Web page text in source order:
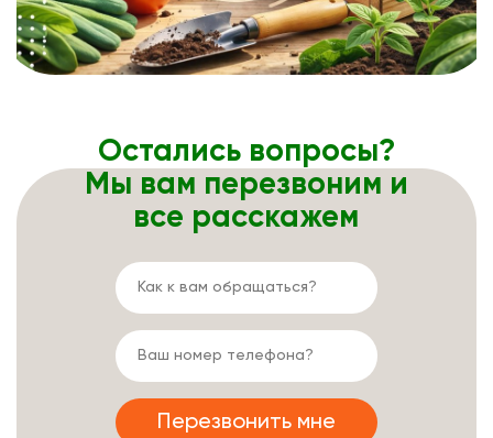
Остались вопросы?
Мы вам перезвоним и
все расскажем